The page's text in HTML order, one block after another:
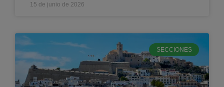
15 de junio de 2026
SECCIONES